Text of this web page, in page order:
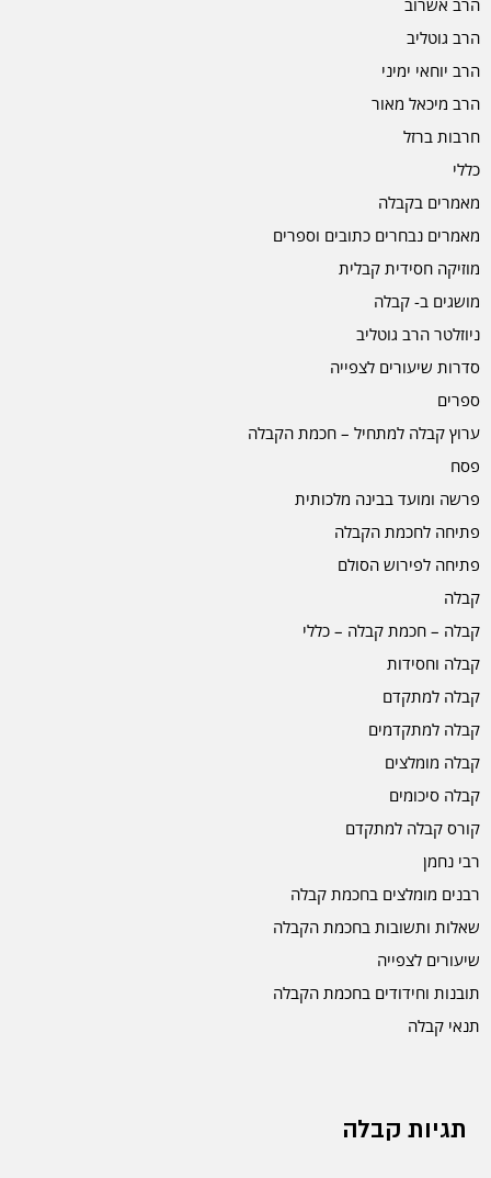
הרב אשרוב
הרב גוטליב
הרב יוחאי ימיני
הרב מיכאל מאור
חרבות ברזל
כללי
מאמרים בקבלה
מאמרים נבחרים כתובים וספרים
מוזיקה חסידית קבלית
מושגים ב- קבלה
ניוזלטר הרב גוטליב
סדרות שיעורים לצפייה
ספרים
ערוץ קבלה למתחיל – חכמת הקבלה
פסח
פרשה ומועד בבינה מלכותית
פתיחה לחכמת הקבלה
פתיחה לפירוש הסולם
קבלה
קבלה – חכמת קבלה – כללי
קבלה וחסידות
קבלה למתקדם
קבלה למתקדמים
קבלה מומלצים
קבלה סיכומים
קורס קבלה למתקדם
רבי נחמן
רבנים מומלצים בחכמת קבלה
שאלות ותשובות בחכמת הקבלה
שיעורים לצפייה
תובנות וחידודים בחכמת הקבלה
תנאי קבלה
תגיות קבלה